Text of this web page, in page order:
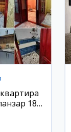
18-